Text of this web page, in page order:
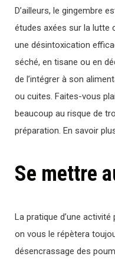
D’ailleurs, le gingembre
études axées sur la lutte
une désintoxication
séché, en tisane ou en
de l’intégrer à son
ou cuites. Faites-vous
beaucoup au risque de
préparation. En savoir
Se mettre
La pratique d’une
on vous le répètera
désencrassage des